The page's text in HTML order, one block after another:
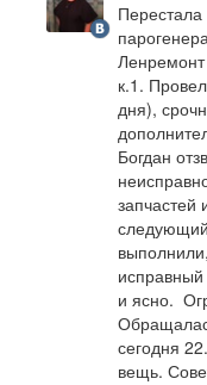
Перестала
к.1.
дня),
Богдан
запчастей
исправный
и ясно.
сегодня
вещь.